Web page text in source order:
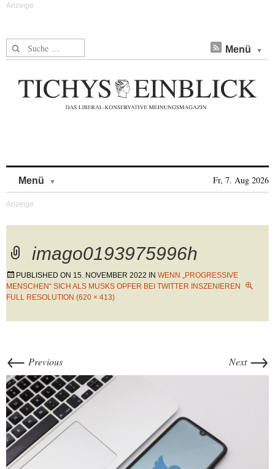
Suche nach: Menü
Menü Fr, 7. Aug 2026
imago0193975996h
PUBLISHED ON 15. NOVEMBER 2022 IN WENN „PROGRESSIVE
MENSCHEN“ SICH ALS MUSKS OPFER BEI TWITTER INSZENIEREN
FULL RESOLUTION (620 × 413)
← Previous Next →